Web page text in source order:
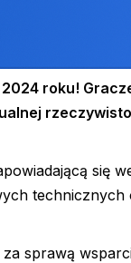
roku!
się
sprawą